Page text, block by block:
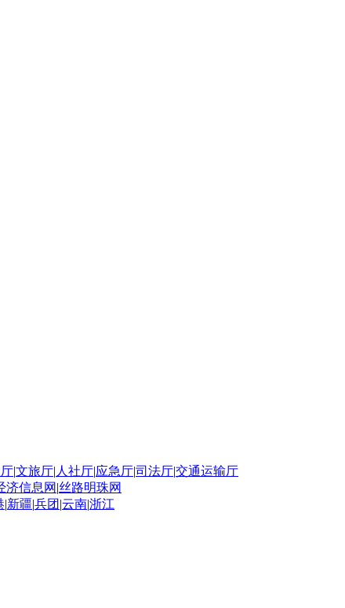
|文旅厅| 人社厅|应急厅|司法厅|交通运输厅
济信息网 |丝路明珠网
|新疆|兵团 |云南|浙江